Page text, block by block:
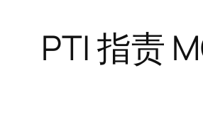
PTI 指责